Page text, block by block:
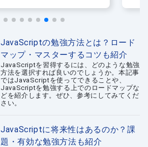
JavaScriptの勉強方法とは？ロード
マップ・マスターするコツも紹介
JavaScriptを習得するには、どのような勉強
方法を選択すれば良いのでしょうか。本記事
ではJavaScriptを使ってできることや、
JavaScriptを勉強する上でのロードマップな
どを紹介します。ぜひ、参考にしてみてくだ
さい。
JavaScriptに将来性はあるのか？課
題・有効な勉強方法も紹介